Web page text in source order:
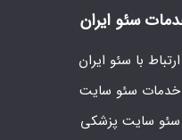
سئو ایران
ارتباط با سئو ایران
خدمات سئو سایت
سئو سایت پزشکی